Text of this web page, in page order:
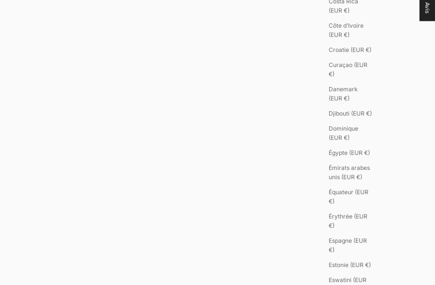
(EUR €)
Côte d’Ivoire
(EUR €)
Croatie (EUR €)
Curaçao (EUR
€)
Danemark
(EUR €)
Djibouti (EUR €)
Dominique
(EUR €)
Égypte (EUR €)
Émirats arabes
unis (EUR €)
Équateur (EUR
€)
Érythrée (EUR
€)
Espagne (EUR
€)
Estonie (EUR €)
Eswatini (EUR
Avis